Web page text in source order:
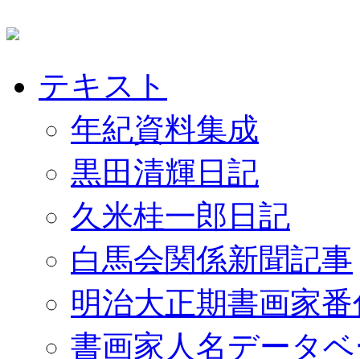
テキスト
年紀資料集成
黒田清輝日記
久米桂一郎日記
白馬会関係新聞記事
明治大正期書画家
書画家人名データ